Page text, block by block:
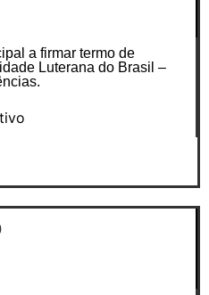
a firmar termo de
Luterana do Brasil –